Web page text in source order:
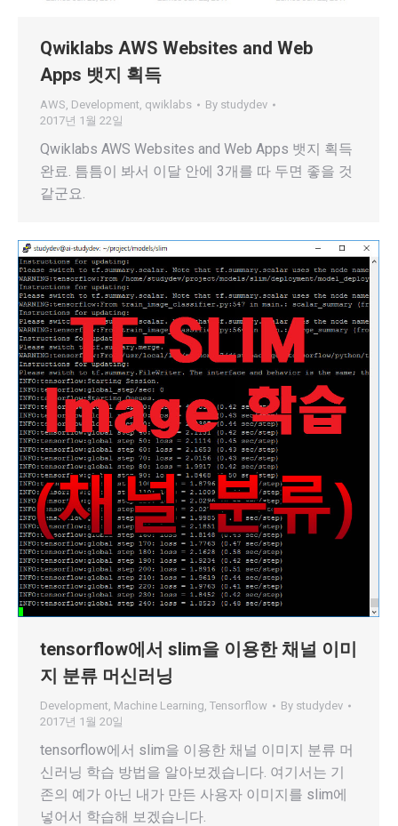
Qwiklabs AWS Websites and Web
Apps 뱃지 획득
AWS, Development, qwiklabs By studydev
2017년 1월 22일
Qwiklabs AWS Websites and Web Apps 뱃지 획득
완료. 틈틈이 봐서 이달 안에 3개를 따 두면 좋을 것
같군요.
tensorflow에서 slim을 이용한 채널 이미
지 분류 머신러닝
Development Machine Learning Tensorflow By studydev
2017년 1월 20일
tensorflow에서 slim을 이용한 채널 이미지 분류 머
신러닝 학습 방법을 알아보겠습니다. 여기서는 기
존의 예가 아닌 내가 만든 사용자 이미지를 slim에
넣어서 학습해 보겠습니다.